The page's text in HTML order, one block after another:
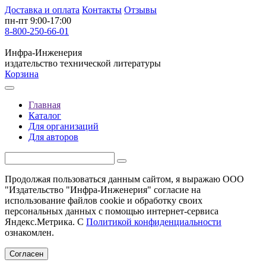
Доставка и оплата Контакты Отзывы
пн-пт 9:00-17:00
8-800-250-66-01
Инфра-Инженерия
издательство технической литературы
Корзина
Главная
Каталог
Для организаций
Для авторов
Продолжая пользоваться данным сайтом, я выражаю ООО
"Издательство "Инфра-Инженерия" согласие на
использование файлов cookie и обработку своих
персональных данных с помощью интернет-сервиса
Яндекс.Метрика. С Политикой конфиденциальности
ознакомлен.
Согласен